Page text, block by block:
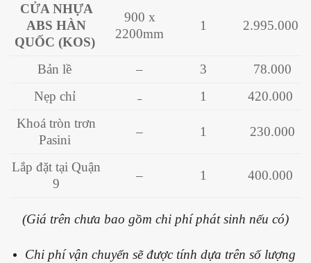
CỬA NHỰA
ABS HÀN
QUỐC (KOS)
900 x
2200mm
1 2.995.000
Bản lề – 3
78.000
Nẹp chỉ
1
420.000
Khoá tròn trơn
Pasini
– 1 230.000
Lắp đặt tại Quận
9
– 1 400.000
(Giá trên chưa bao gồm chi phí phát sinh nếu có)
Chi phí vận chuyển sẽ được tính dựa trên số lượng